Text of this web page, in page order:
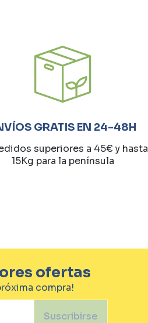
GRATIS EN 24-48H
superiores a 45€ y hasta
15Kg para la península
ofertas
compra!
Suscribirse